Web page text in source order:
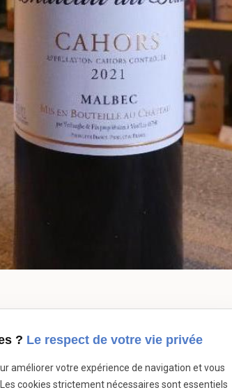
? Le respect de votre vie privée
améliorer votre expérience de navigation et vous
cookies strictement nécessaires sont essentiels